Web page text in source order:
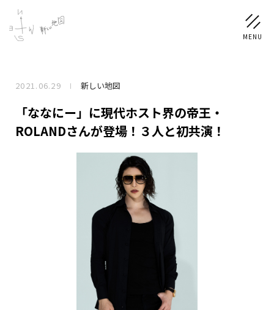
NEWS
SCHEDULE
香取 慎吾
DISCOGRAPHY
CHIZUSHOP
NAKAMA入会
2021.06.29 新しい地図
「ななにー」に現代ホスト界の帝王・
ROLANDさんが登場！３人と初共演！